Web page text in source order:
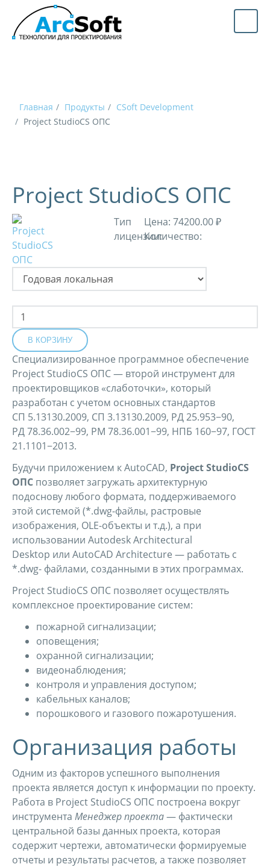
Главная Продукты
CSoft Development
Project StudioCS ОПС
Project StudioCS ОПС
Тип
лицензии:
Цена:74200.00 ₽
Количество:
Специализированное программное обеспечение
Project StudioCS ОПС — второй инструмент для
проектировщиков «слаботочки», который
разработан с учетом основных стандартов
СП 5.13130.2009, СП 3.13130.2009, РД 25.953−90,
РД 78.36.002−99, РМ 78.36.001−99, НПБ 160−97, ГОСТ
21.1101−2013.
Будучи приложением к AutoCAD, Project StudioCS
ОПС позволяет загружать архитектурную
подоснову любого формата, поддерживаемого
этой системой (*.dwg-файлы, растровые
изображения, OLE-объекты и т.д.), а при
использовании Autodesk Architectural
Desktop или AutoCAD Architecture — работать с
*.dwg- файлами, созданными в этих программах.
Project StudioCS ОПС позволяет осуществлять
комплексное проектирование систем:
пожарной сигнализации;
оповещения;
охранной сигнализации;
видеонаблюдения;
контроля и управления доступом;
кабельных каналов;
порошкового и газового пожаротушения.
Организация работы
Одним из факторов успешного выполнения
проекта является доступ к информации по проекту.
Работа в Project StudioCS ОПС построена вокруг
инструмента Менеджер проекта— фактически
центральной базы данных проекта, которая
содержит чертежи, автоматически формируемые
отчеты и результаты расчетов, а также позволяет